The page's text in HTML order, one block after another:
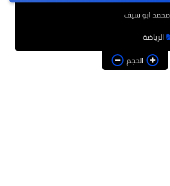
حوادث وقضايا
التعليم
محمد ابو سيف
الرياضة
الحجم